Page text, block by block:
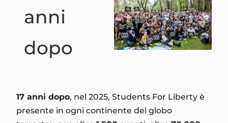
anni
dopo
17 anni dopo, nel 2025, Students For Liberty è
presente in ogni continente del globo